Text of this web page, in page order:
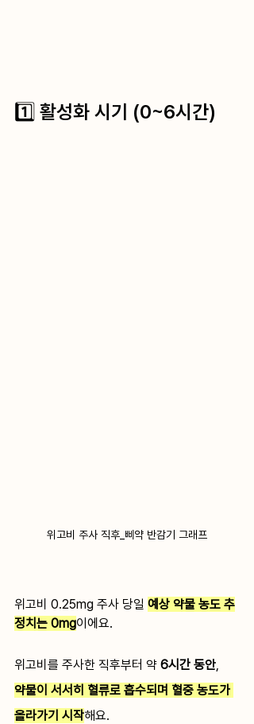
1️⃣ 활성화 시기 (0~6시간)
위고비 주사 직후_삐약 반감기 그래프
위고비 0.25mg 주사 당일 예상 약물 농도 추
정치는 0mg이에요.
위고비를 주사한 직후부터 약 6시간 동안
약물이 서서히 혈류로 흡수되며 혈중 농도가
올라가기 시작해요.